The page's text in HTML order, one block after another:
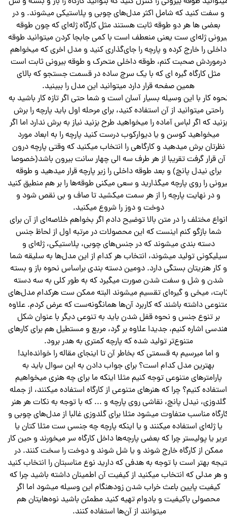
و سفت کنید که شامل اکثر مدل‌های چوبی و پلاستیکی میشوند. و در
بعضی ها هر دو طوقه ثابت هستند مثل کارگاه‌ ژله‌ای که چون طوقه
ژله‌ای ست یعنی منعطف است با کمی جابجا کردن میتوانید طوقه‌
داخلی را خارج کرده و پارچه را جای‌گذاری کنید و مدل اخری که میخواهم
درموردش صحبت کنم، طوقه داخلی متحرک و طوقه بیرونی ثابت است
مثل کارگاه‌ گیره‌ ای که با یک سرچ ساده در قسمت جستجو که بالای
همین صفحه قرار دارد میتوانید این مدل را ببینید.‌
کار با این وسیله بسیار آسان است و شما حتی اگر تازه کار باشید به
راحتی میتوانید از آن استفاده کنید، برای مرحله اول باید پارچه را برش
بزنید که اگر لباس آماده را میخواهید طرح بزنید نیاز به برش ندارد اما اگر
میخواهید کوسن و یا دیوارکوب درست کنید پارچه را به ابعاد مورد
نظرتان برش میدهید و کارگاهی را انتخاب میکنید که وقتی پارچه درون
آن قرار گرفت تقریبا از هر طرف سه الی چهار سانت بیرون باشد(خصوصا
برای نیدل پانچ) و بعد طوقه داخلی را زیر پارچه قرار میدهید و طوقه
را روی پارچه میگذارید و سعی میکنی طوقه‌ها را بر هم منطبق کنید
و در نهایت پارچه را از هر سمت میکشید تا صاف و بی نقص شود و
دوخت و دوز را شروع میکنید.
انواع مختلف را در متن بالا توضیح دادم اگر بخواهم خلاصه‌ای از آن برای
شما بازگو کنم اینست که این محصولات در مرتبه اول از لحاظ جنس
دسته بندی میشوند که در جنس‌های چوبی، پلاستیکی، ژله‌ای و
سیلیکونی تولید میشوند، انتخاب هر کدام از این مدل‌ها به سلیقه شما
و کار هنریتان بستگی دارد. دومین دسته بندی براساس نحوه باز و بسته
شدن و شل و سفت شدن صورت میگیرد که به طور کلی به سه دسته
میخی و گیره‌ای تقسیم میشوند البته ممکن ست هرکدام مدل‌های
داشته باشند که کاربرد آن‌ها همانگونه‌ست که عرض کردم. علاوه
بر تنوع جنس و نحوه قفل شدن باید به تنوعی دیگر با عنوان شکل
اشاره کنیم، جدیدا علاوه بر گرد، مربع و مستطیل هم برای کارهای
متنوع‌تر تولید شده که پارچه کمتری به هدر برود.
و اما میرسیم به قسمتی که بخاطر آن تا اینجای مقاله را خوانده‌اید!
بهترین مدل کدام است؟ برای جواب دادن به این سوال باید به
پارامتر‌های متنوعی توجه کنیم مثلا اینکه ما برای چه هنری میخواهیم
استفاده کنیم؟ چرا که هنرهای متنوعی از کارگاه استفاده میکنند، از جمله
گلدوزی، نیدل پانچ، نقاشی روی پارچه و ... که با توجه به نکات هر هنر
مناسب متفاوت میشود مثلا برای گلدوزی غالبا از‌ مدل‌های چوبی و
یا ژله‌ای استفاده میکنند و یا اینکه پارچه چه جنسی ست مثلا کتان یا
یا پولیستر چرا که بعضی پارچه‌ها داخل کارگاه سر میخورند و حین کار
ممکن از کارگاه خارج شوند و یا شل شوند و دوخت را سخت کنند. در
بهتر است با توجه به هدفی که دارید نوع مناسبتان را انتخاب کنید
و هر مدلی که انتخاب میکنید از کیفیت آن اطمینان داشته باشید چرا که
کیفیت پایین باعث خراب شدن زودهنگام این وسیله میشود اما اگر
محصولی باکیفیت و بادوام تهیه کنید مطمئن باشید نوه‌هایتان هم
میتوانند از آن‌ها استفاده کنند.